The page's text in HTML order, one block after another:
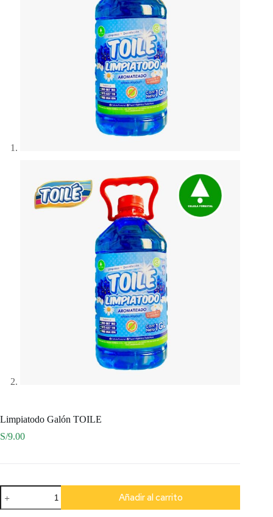
Limpiatodo Galón TOILE
S/9.00
Limpiatodo
Galón
TOILE
Añadir al carrito